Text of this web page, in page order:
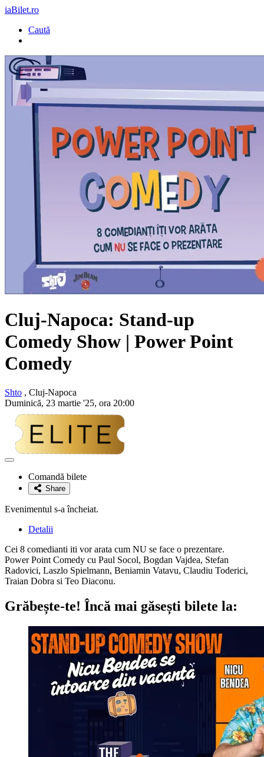
iaBilet.ro
Caută
Cluj-Napoca: Stand-up
Comedy Show | Power Point
Comedy
Shto , Cluj-Napoca
Duminică, 23 martie '25, ora 20:00
Adaugă
favoriteComandă bilete
Share
Evenimentul s-a încheiat.
Detalii
Cei 8 comedianti iti vor arata cum NU se face o prezentare.
Power Point Comedy cu Paul Socol, Bogdan Vajdea, Stefan
Radovici, Laszlo Spielmann, Beniamin Vatavu, Claudiu Toderici,
Traian Dobra si Teo Diaconu.
Grăbește-te! Încă mai găsești bilete la: